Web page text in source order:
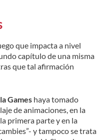
que impacta a nivel
capítulo de una misma
que tal afirmación
Games haya tomado
de animaciones, en la
primera parte y en la
y tampoco se trata